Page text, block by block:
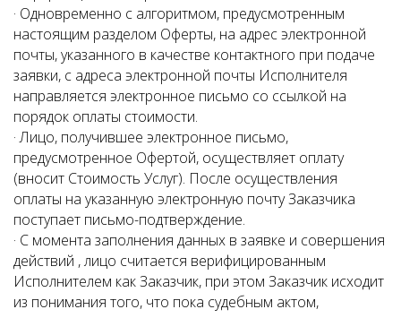
· Одновременно с алгоритмом, предусмотренным
настоящим разделом Оферты, на адрес электронной
почты, указанного в качестве контактного при подаче
заявки, с адреса электронной почты Исполнителя
направляется электронное письмо со ссылкой на
порядок оплаты стоимости.
· Лицо, получившее электронное письмо,
предусмотренное Офертой, осуществляет оплату
(вносит Стоимость Услуг). После осуществления
оплаты на указанную электронную почту Заказчика
поступает письмо-подтверждение.
· С момента заполнения данных в заявке и совершения
действий , лицо считается верифицированным
Исполнителем как Заказчик, при этом Заказчик исходит
из понимания того, что пока судебным актом,